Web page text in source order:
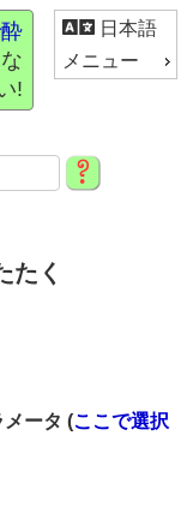
日本語
メニュー
!
たく
ータ (ここで選択